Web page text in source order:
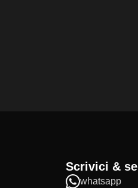
Scrivici &
whatsapp